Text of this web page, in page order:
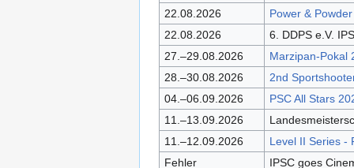
22.08.2026
Power &
22.08.2026
6. DDPS e.V.
27.–29.08.2026
Marzipan-Pokal
28.–30.08.2026
2nd
04.–06.09.2026
PSC All Stars
11.–13.09.2026
11.–12.09.2026
Level II Series -
Fehler
IPSC goes